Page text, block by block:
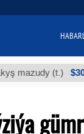
(t.) $300